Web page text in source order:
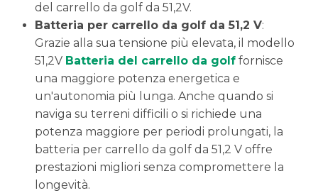
del carrello da golf da 51,2V.
Batteria per carrello da golf da 51,2 V:
Grazie alla sua tensione più elevata, il modello
51,2V Batteria del carrello da golf fornisce
una maggiore potenza energetica e
un'autonomia più lunga. Anche quando si
naviga su terreni difficili o si richiede una
potenza maggiore per periodi prolungati, la
batteria per carrello da golf da 51,2 V offre
prestazioni migliori senza compromettere la
longevità.